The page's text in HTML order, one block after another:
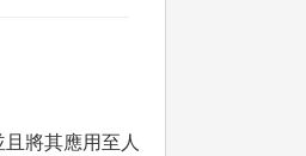
將其應用至人